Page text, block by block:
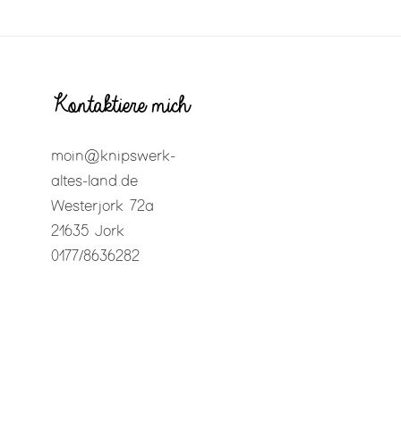
Kontaktiere mich
moin@knipswerk-
altes-land.de
Westerjork 72a
21635 Jork
0177/8636282